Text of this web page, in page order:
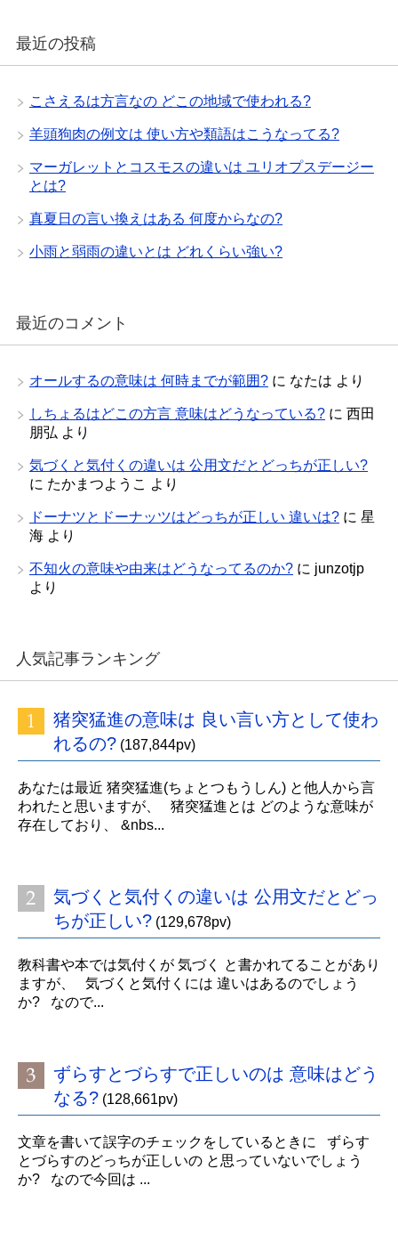
最近の投稿
こさえるは方言なの どこの地域で使われる?
羊頭狗肉の例文は 使い方や類語はこうなってる?
マーガレットとコスモスの違いは ユリオプスデージー
とは?
真夏日の言い換えはある 何度からなの?
小雨と弱雨の違いとは どれくらい強い?
最近のコメント
オールするの意味は 何時までが範囲? に なたは より
しちょるはどこの方言 意味はどうなっている? に 西田
朋弘 より
気づくと気付くの違いは 公用文だとどっちが正しい?
に たかまつようこ より
ドーナツとドーナッツはどっちが正しい 違いは? に 星
海 より
不知火の意味や由来はどうなってるのか? に junzotjp
より
人気記事ランキング
猪突猛進の意味は 良い言い方として使わ
れるの? (187,844pv)
あなたは最近 猪突猛進(ちょとつもうしん) と他人から言
われたと思いますが、 猪突猛進とは どのような意味が
存在しており、 &nbs...
気づくと気付くの違いは 公用文だとどっ
ちが正しい? (129,678pv)
教科書や本では気付くが 気づく と書かれてることがあり
ますが、 気づくと気付くには 違いはあるのでしょう
か? なので...
ずらすとづらすで正しいのは 意味はどう
なる? (128,661pv)
文章を書いて誤字のチェックをしているときに ずらす
とづらすのどっちが正しいの と思っていないでしょう
か? なので今回は ...